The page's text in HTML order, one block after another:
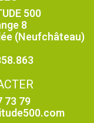
500
8
(Neufchâteau)
73 79